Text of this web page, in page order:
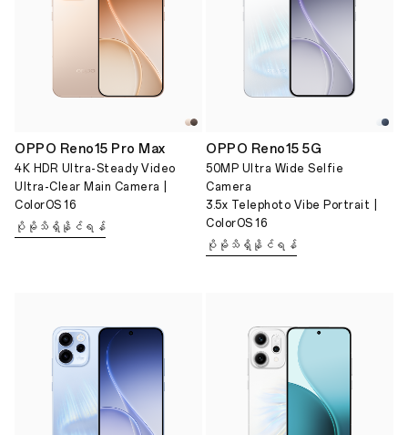
OPPO Reno15 Pro Max
4K HDR Ultra-Steady Video
Ultra-Clear Main Camera |
ColorOS 16
ပိုမိုသိရှိနိုင်ရန်
OPPO Reno15 5G
50MP Ultra Wide Selfie
Camera
3.5x Telephoto Vibe Portrait |
ColorOS 16
ပိုမိုသိရှိနိုင်ရန်